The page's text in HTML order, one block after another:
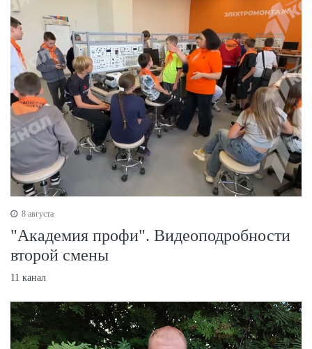
8 августа
"Академия профи". Видеоподробности
второй смены
11 канал